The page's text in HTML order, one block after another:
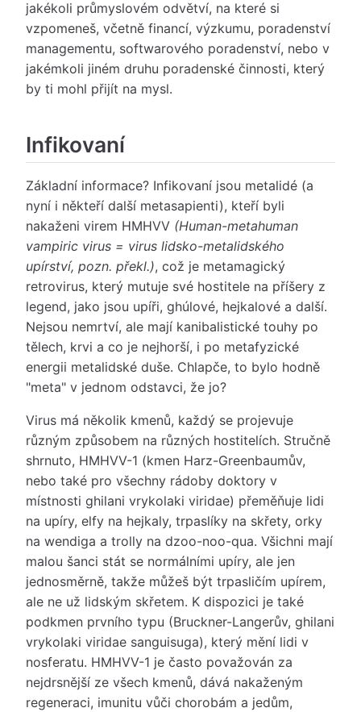
jakékoli průmyslovém odvětví, na které si
vzpomeneš, včetně financí, výzkumu, poradenství
managementu, softwarového poradenství, nebo v
jakémkoli jiném druhu poradenské činnosti, který
by ti mohl přijít na mysl.
Infikovaní
Základní informace? Infikovaní jsou metalidé (a
nyní i někteří další metasapienti), kteří byli
nakaženi virem HMHVV (Human-metahuman
vampiric virus = virus lidsko-metalidského
upírství, pozn. překl.), což je metamagický
retrovirus, který mutuje své hostitele na příšery z
legend, jako jsou upíři, ghúlové, hejkalové a další.
Nejsou nemrtví, ale mají kanibalistické touhy po
tělech, krvi a co je nejhorší, i po metafyzické
energii metalidské duše. Chlapče, to bylo hodně
"meta" v jednom odstavci, že jo?
Virus má několik kmenů, každý se projevuje
různým způsobem na různých hostitelích. Stručně
shrnuto, HMHVV-1 (kmen Harz-Greenbaumův,
nebo také pro všechny rádoby doktory v
místnosti ghilani vrykolaki viridae) přeměňuje lidi
na upíry, elfy na hejkaly, trpaslíky na skřety, orky
na wendiga a trolly na dzoo-noo-qua. Všichni mají
malou šanci stát se normálními upíry, ale jen
jednosměrně, takže můžeš být trpasličím upírem,
ale ne už lidským skřetem. K dispozici je také
podkmen prvního typu (Bruckner-Langerův, ghilani
vrykolaki viridae sanguisuga), který mění lidi v
nosferatu. HMHVV-1 je často považován za
nejdrsnější ze všech kmenů, dává nakaženým
regeneraci, imunitu vůči chorobám a jedům,